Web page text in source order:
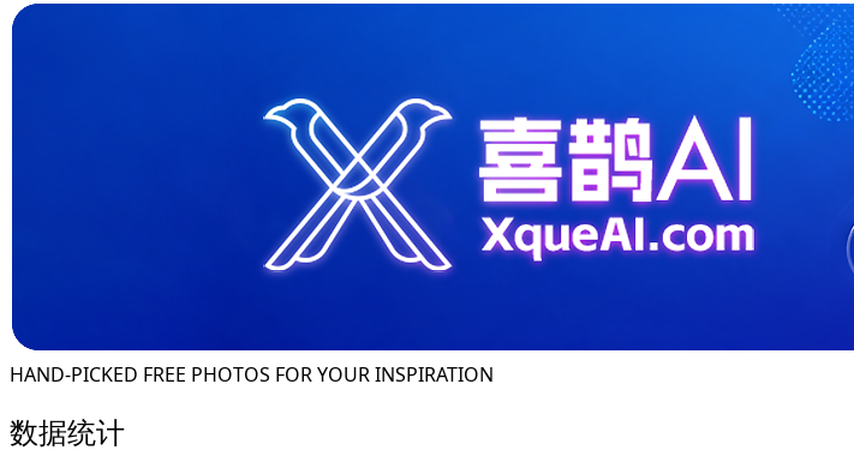
HAND-PICKED FREE PHOTOS FOR YOUR INSPIRATION
数据统计